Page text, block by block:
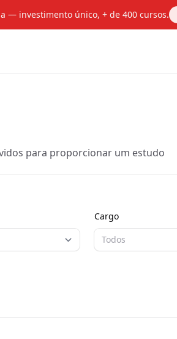
— investimento único, + de 400 cursos.
para proporcionar um estudo
Cargo
Todos